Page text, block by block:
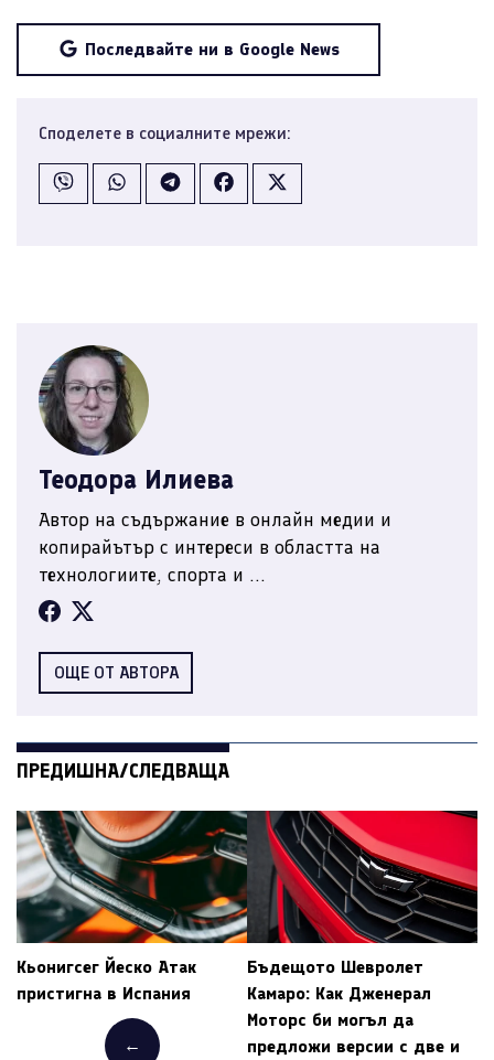
Последвайте ни в Google News
Споделете в социалните мрежи:
Теодора Илиева
Автор на съдържание в онлайн медии и
копирайътър с интереси в областта на
технологиите, спорта и ...
ОЩЕ ОТ АВТОРА
ПРЕДИШНА/СЛЕДВАЩА
Кьонигсег Йеско Атак
пристигна в Испания
←
Бъдещото Шевролет
Камаро: Как Дженерал
Моторс би могъл да
предложи версии с две и